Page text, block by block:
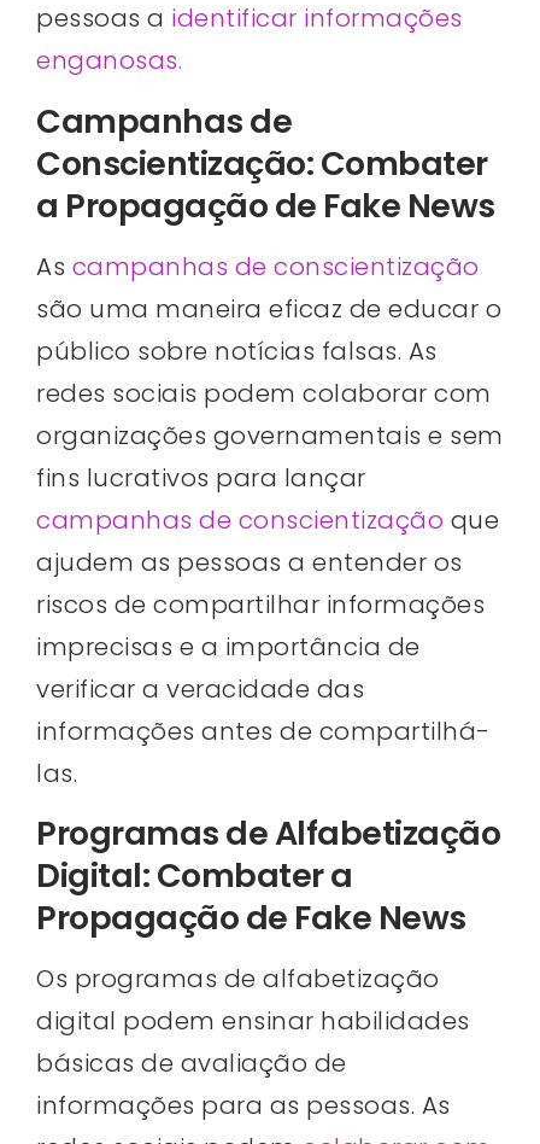
pessoas a identificar informações
enganosas.
Campanhas de
Conscientização: Combater
a Propagação de Fake News
As campanhas de conscientização
são uma maneira eficaz de educar o
público sobre notícias falsas. As
redes sociais podem colaborar com
organizações governamentais e sem
fins lucrativos para lançar
campanhas de conscientização que
ajudem as pessoas a entender os
riscos de compartilhar informações
imprecisas e a importância de
verificar a veracidade das
informações antes de compartilhá-
las.
Programas de Alfabetização
Digital: Combater a
Propagação de Fake News
Os programas de alfabetização
digital podem ensinar habilidades
básicas de avaliação de
informações para as pessoas. As